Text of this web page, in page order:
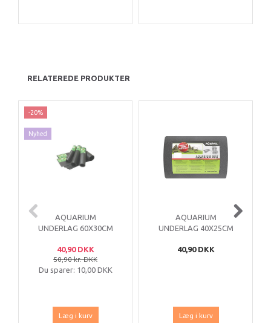
RELATEREDE PRODUKTER
-20%
Nyhed
AQUARIUM
UNDERLAG 60X30CM
40,90 DKK
50,90 kr. DKK
Du sparer: 10,00 DKK
Læg i kurv
AQUARIUM
UNDERLAG 40X25CM
40,90 DKK
Læg i kurv